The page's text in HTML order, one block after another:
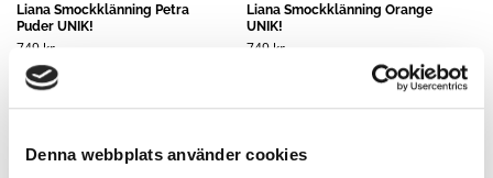
Denna webbplats använder cookies
Liana Smockklänning Petra
Puder UNIK!
749 kr
Liana Smockklänning Orange
UNIK!
749 kr